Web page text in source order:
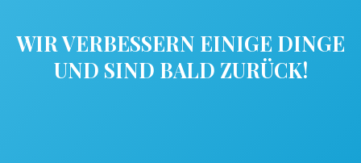
WIR VERBESSERN EINIGE DINGE
UND SIND BALD ZURÜCK!